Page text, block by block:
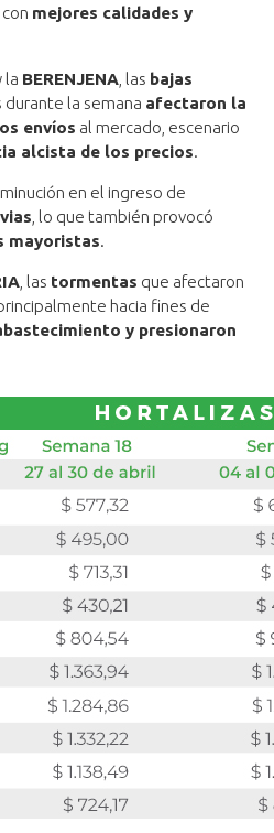
mejores calidades y
la BERENJENA , las bajas
durante la semana afectaron la
envíos al mercado, escenario
alcista de los precios.
en el ingreso de
, lo que también provocó
mayoristas.
, las tormentas que afectaron
hacia fines de
y presionaron